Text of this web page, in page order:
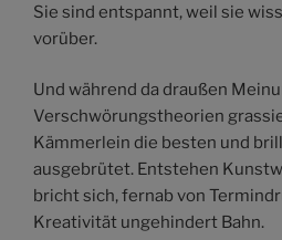
Sie sind entspannt, weil sie
vorüber.
Und während da draußen
Verschwörungstheorien
Kämmerlein die besten und
ausgebrütet. Entstehen
bricht sich, fernab von
Kreativität ungehindert Bahn.